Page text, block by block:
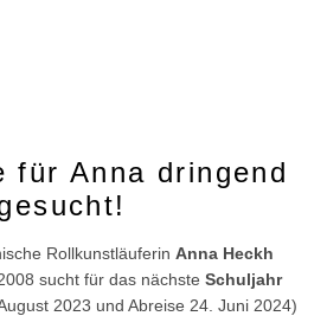
für Anna dringend
Rollkunstläuferin Anna Heckh
sucht für das nächste Schuljahr
2023 und Abreise 24. Juni 2024)